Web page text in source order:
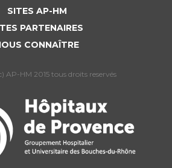
SITES AP-HM
PARTENAIRES
CONNAÎTRE
AP-HM 2015 tous droits reservés